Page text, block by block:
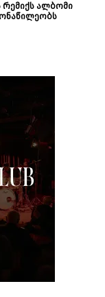
რემიქს ალბომი